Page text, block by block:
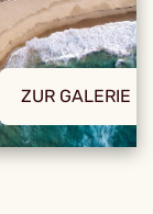
ZUR GALERIE